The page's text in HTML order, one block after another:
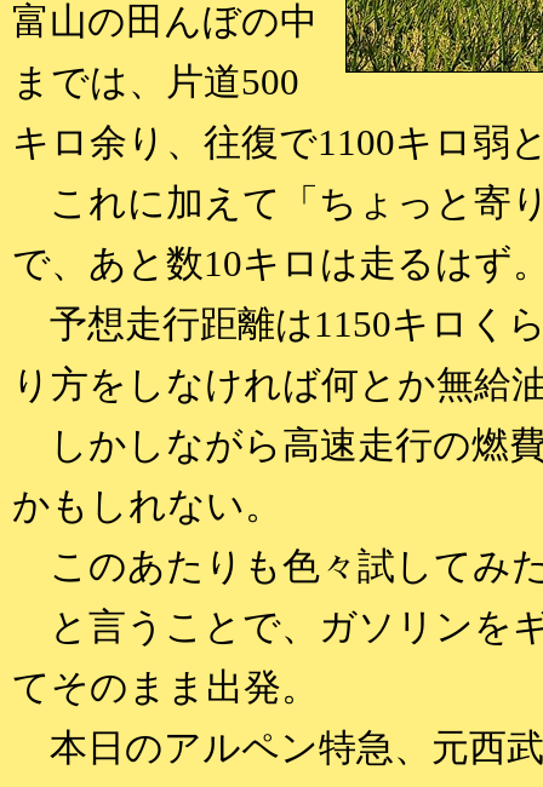
富山の田んぼの中
までは、片道500
キロ余り、往復で1100キロ弱
これに加えて「ちょっと寄
で、あと数10キロは走るはず
予想走行距離は1150キロく
り方をしなければ何とか無給
しかしながら高速走行の燃
かもしれない。
このあたりも色々試してみ
と言うことで、ガソリンを
てそのまま出発。
本日のアルペン特急、元西